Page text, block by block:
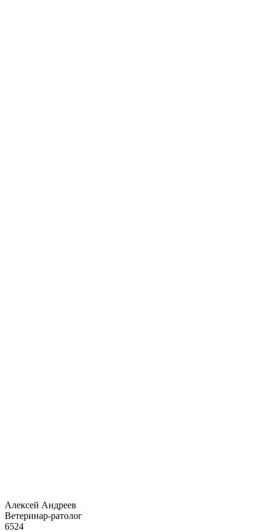
Алексей Андреев
Ветеринар-ратолог
6524